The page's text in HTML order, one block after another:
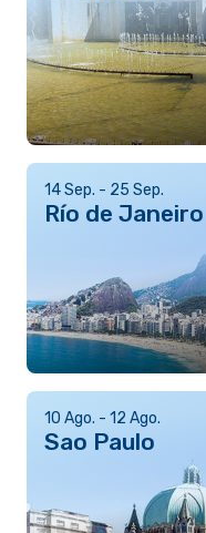
14 Sep. - 25 Sep.
Río de Janeiro
10 Ago. - 12 Ago.
Sao Paulo